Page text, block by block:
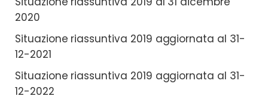
2020
Situazione riassuntiva 2019 aggiornata al 31-
12-2021
Situazione riassuntiva 2019 aggiornata al 31-
12-2022